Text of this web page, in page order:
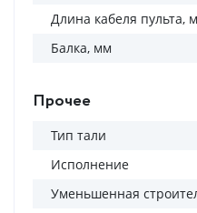
Длина кабеля пульта, м
Балка, мм
Прочее
Тип тали
Исполнение
Уменьшенная